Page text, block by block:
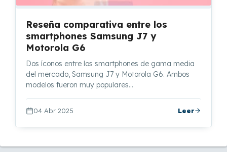
Reseña comparativa entre los
smartphones Samsung J7 y
Motorola G6
Dos íconos entre los smartphones de gama media
del mercado, Samsung J7 y Motorola G6. Ambos
modelos fueron muy populares…
04 Abr 2025 Leer